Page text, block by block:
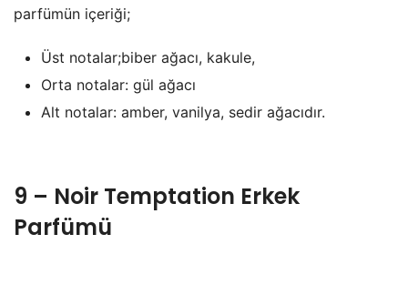
parfümün içeriği;
Üst notalar;biber ağacı, kakule,
Orta notalar: gül ağacı
Alt notalar: amber, vanilya, sedir ağacıdır.
9 – Noir Temptation Erkek
Parfümü